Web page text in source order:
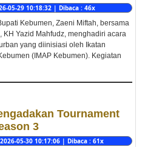
05-29 10:18:32 | Dibaca : 46x
Kebumen, Zaeni Miftah, bersama
Yazid Mahfudz, menghadiri acara
yang diinisiasi oleh Ikatan
(IMAP Kebumen). Kegiatan
Tournament
3
05-30 10:17:06 | Dibaca : 61x